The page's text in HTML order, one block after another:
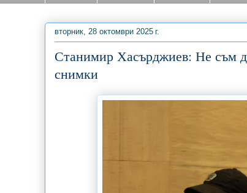
вторник, 28 октомври 2025 г.
Станимир Хасърджиев: Не съм
снимки